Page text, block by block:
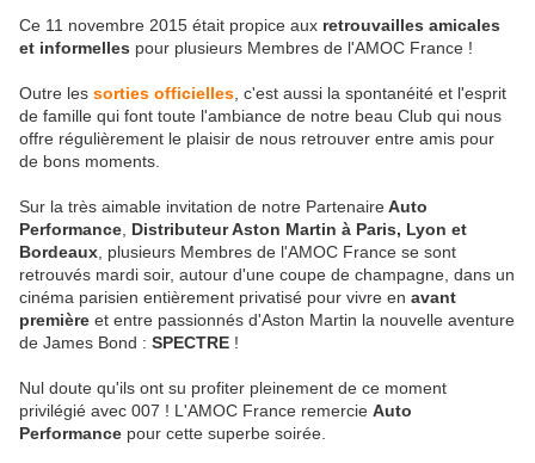
Ce 11 novembre 2015 était propice aux retrouvailles amicales
et informelles pour plusieurs Membres de l'AMOC France !
Outre les sorties officielles , c'est aussi la spontanéité et l'esprit
de famille qui font toute l'ambiance de notre beau Club qui nous
offre régulièrement le plaisir de nous retrouver entre amis pour
de bons moments.
Sur la très aimable invitation de notre PartenaireAuto
Performance Distributeur Aston Martin à Paris, Lyon et
Bordeaux , plusieurs Membres de l'AMOC France se sont
retrouvés mardi soir, autour d'une coupe de champagne, dans un
cinéma parisien entièrement privatisé pour vivre en avant
première et entre passionnés d'Aston Martin la nouvelle aventure
de James Bond : SPECTRE !
Nul doute qu'ils ont su profiter pleinement de ce moment
privilégié avec 007 ! L'AMOC France remercie Auto
Performance pour cette superbe soirée.